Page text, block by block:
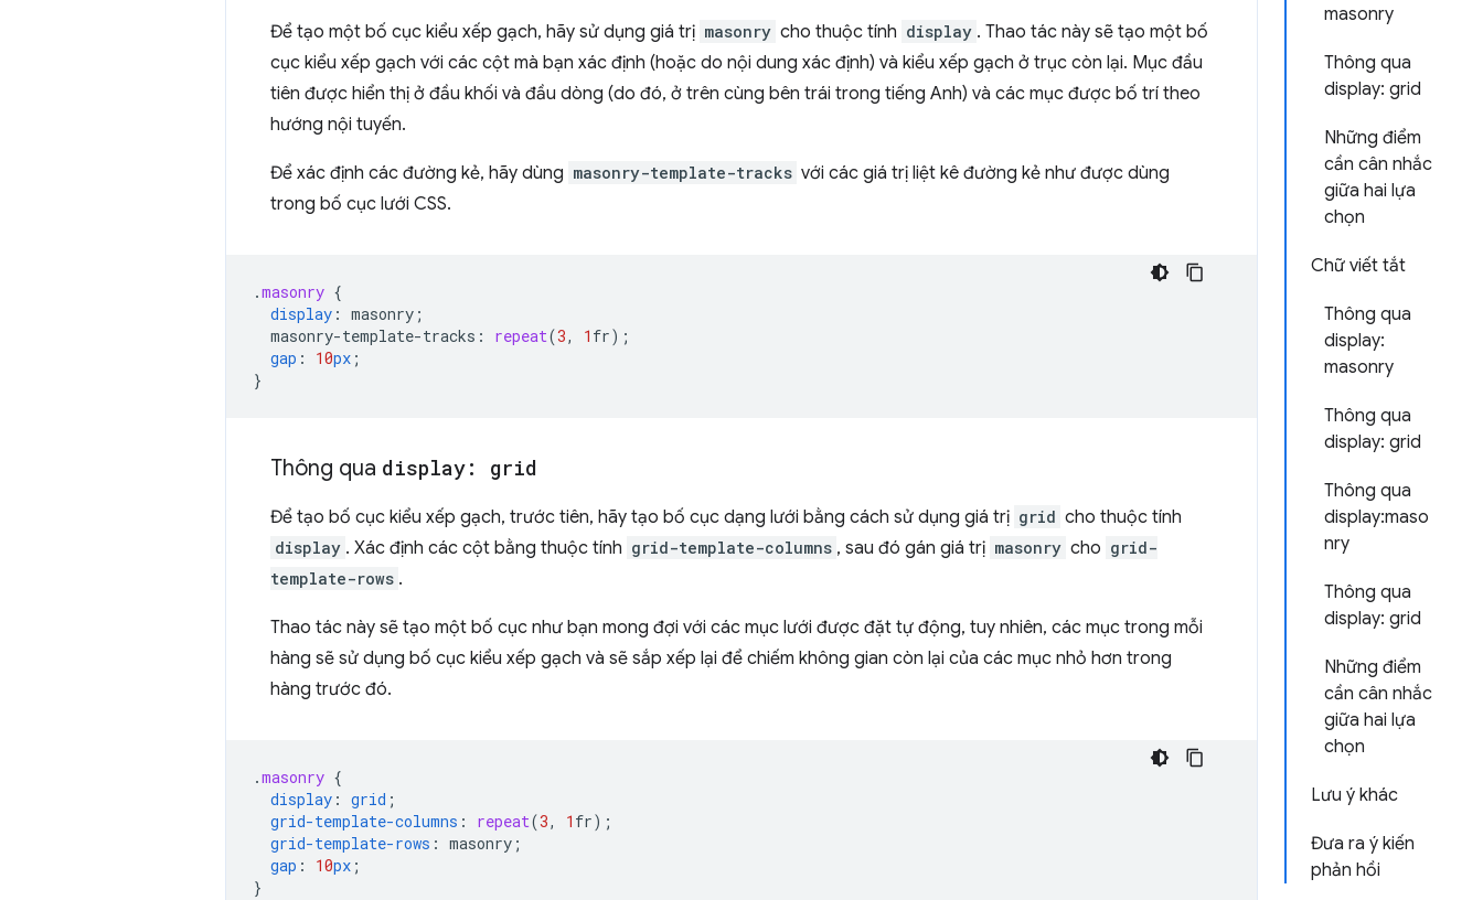
masonry
Thông qua
display: grid
Những điểm
cần cân nhắc
giữa hai lựa
chọn
Chữ viết tắt
Thông qua
display:
masonry
Thông qua
display: grid
Thông qua
display:maso
nry
Thông qua
display: grid
Những điểm
cần cân nhắc
giữa hai lựa
chọn
Lưu ý khác
Đưa ra ý kiến
phản hồi
Để tạo một bố cục kiểu xếp gạch, hãy sử dụng giá trị masonry cho thuộc tính display . Thao tác này sẽ tạo một bố
cục kiểu xếp gạch với các cột mà bạn xác định (hoặc do nội dung xác định) và kiểu xếp gạch ở trục còn lại. Mục đầu
tiên được hiển thị ở đầu khối và đầu dòng (do đó, ở trên cùng bên trái trong tiếng Anh) và các mục được bố trí theo
hướng nội tuyến.
Để xác định các đường kẻ, hãy dùng masonry-template-tracks với các giá trị liệt kê đường kẻ như được dùng
trong bố cục lưới CSS.
.masonry {
display : masonry ;
masonry-template-tracks : repeat(3, 1 fr);
gap : 10px ;
}
Thông qua display: grid
Để tạo bố cục kiểu xếp gạch, trước tiên, hãy tạo bố cục dạng lưới bằng cách sử dụng giá trị grid cho thuộc tính
display . Xác định các cột bằng thuộc tính grid-template-columns , sau đó gán giá trị masonry cho grid-
template-rows .
Thao tác này sẽ tạo một bố cục như bạn mong đợi với các mục lưới được đặt tự động, tuy nhiên, các mục trong mỗi
hàng sẽ sử dụng bố cục kiểu xếp gạch và sẽ sắp xếp lại để chiếm không gian còn lại của các mục nhỏ hơn trong
hàng trước đó.
.masonry {
display : grid ;
grid-template-columns : repeat(3, 1 fr);
grid-template-rows : masonry ;
gap : 10px ;
}